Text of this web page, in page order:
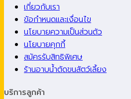
เกี่ยวกับเรา
ข้อกำหนดและเงื่อนไข
นโยบายความเป็นส่วนตัว
นโยบายคุกกี้
สมัครรับสิทธิพิเศษ
ร้านอาบน้ำตัดขนสัตว์เลี้ยง
บริการลูกค้า